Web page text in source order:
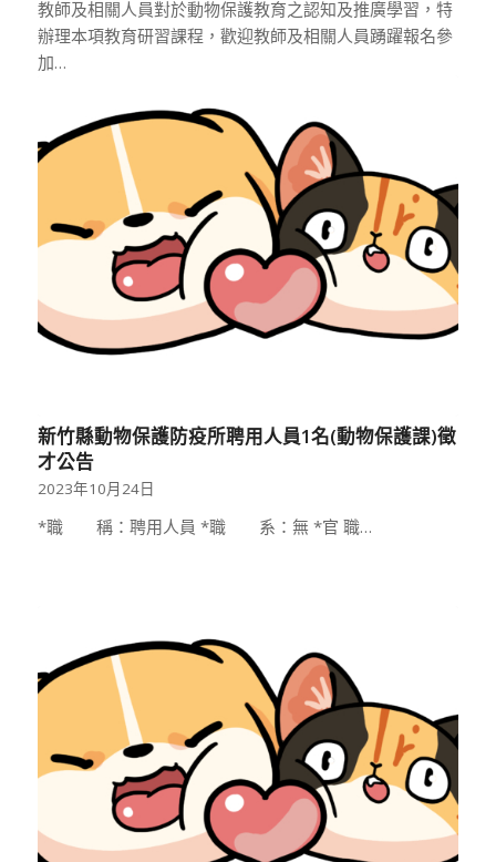
教師及相關人員對於動物保護教育之認知及推廣學習，特
辦理本項教育研習課程，歡迎教師及相關人員踴躍報名參
加…
新竹縣動物保護防疫所聘用人員1名(動物保護課)徵
才公告
2023年10月24日
*職 稱：聘用人員 *職 系：無 *官 職…